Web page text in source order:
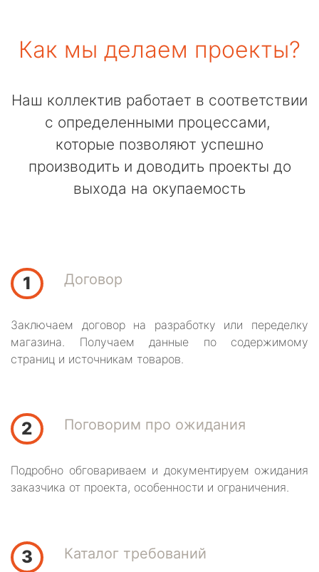
Как мы делаем проекты?
Наш коллектив работает в соответствии
с определенными процессами,
которые позволяют успешно
производить и доводить проекты до
выхода на окупаемость
1 Договор
Заключаем договор на разработку или переделку
магазина. Получаем данные по содержимому
страниц и источникам товаров.
2 Поговорим про ожидания
Подробно обговариваем и документируем ожидания
заказчика от проекта, особенности и ограничения.
3 Каталог требований